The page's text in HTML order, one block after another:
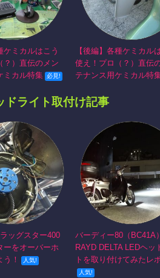
ケミカルはこう
？）直伝のメン
ミカル特集
【後編】各種ケミカル
使え！プロ（？）直伝
テナンス用ケミカル特
ドライト取付け記事
ラッグスター400
ーをオーバーホ
！
バーディー80（BC41A
RAYD DELTA LEDヘッ
トを取り付けてみたレ